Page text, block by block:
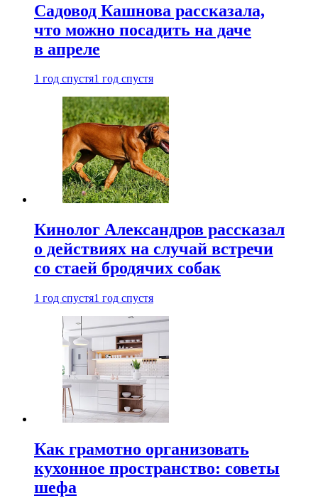
Садовод Кашнова рассказала,
что можно посадить на даче
в апреле
1 год спустя1 год спустя
Кинолог Александров рассказал
о действиях на случай встречи
со стаей бродячих собак
1 год спустя1 год спустя
Как грамотно организовать
кухонное пространство: советы
шефа